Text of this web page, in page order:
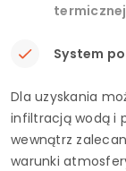
termicznej
System
Dla uzyskania
infiltracją wodą i
wewnątrz
warunki